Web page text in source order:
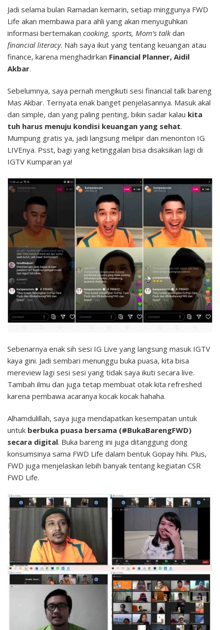
Jadi selama bulan Ramadan kemarin, setiap minggunya FWD
Life akan membawa para ahli yang akan menyuguhkan
informasi bertemakan cooking, sports, Mom’s talkdan
financial literacy. Nah saya ikut yang tentang keuangan atau
finance, karena menghadirkan Financial Planner, Aidil
Akbar.
Sebelumnya, saya pernah mengikuti sesi financial talk bareng
Mas Akbar. Ternyata enak banget penjelasannya. Masuk akal
dan simple, dan yang paling penting, bikin sadar kalau kita
tuh harus menuju kondisi keuangan yang sehat.
Mumpung gratis ya, jadi langsung melipir dan menonton IG
LIVEnya. Psst, bagi yang ketinggalan bisa disaksikan lagi di
IGTV Kumparan ya!
Sebenarnya enak sih sesi IG Live yang langsung masuk IGTV
kaya gini. Jadi sembari menunggu buka puasa, kita bisa
mereview lagi sesi sesi yang tidak saya ikuti secara live.
Tambah ilmu dan juga tetap membuat otak kita refreshed
karena pembawa acaranya kocak kocak hahaha.
Alhamdulillah, saya juga mendapatkan kesempatan untuk
untuk berbuka puasa bersama (#BukaBarengFWD)
secara digital. Buka bareng ini juga ditanggung dong
konsumsinya sama FWD Life dalam bentuk Gopay hihi. Plus,
FWD juga menjelaskan lebih banyak tentang kegiatan CSR
FWD Life.